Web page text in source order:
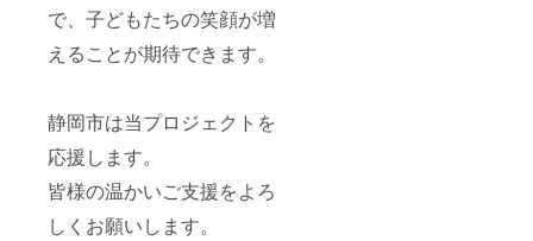
で、子どもたちの笑顔が増
えることが期待できます。
静岡市は当プロジェクトを
応援します。
皆様の温かいご支援をよろ
しくお願いします。